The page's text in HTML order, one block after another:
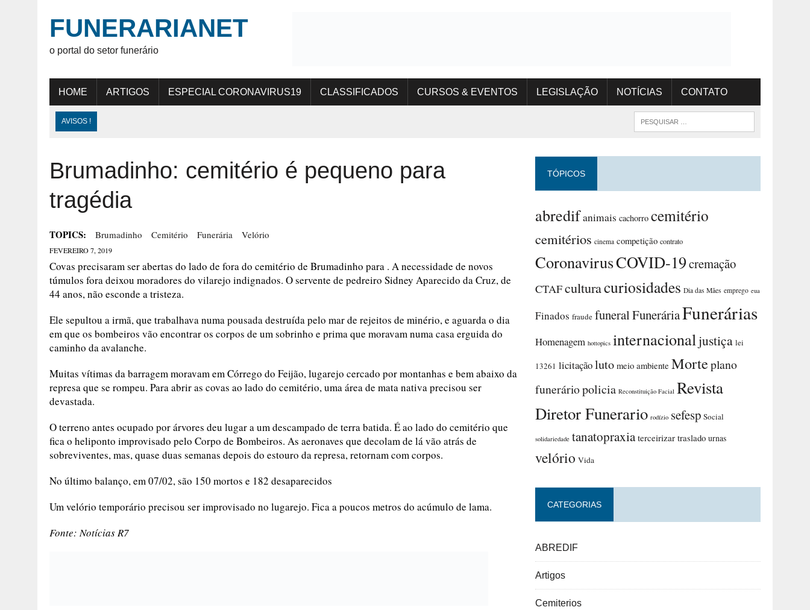
FUNERARIANET
o portal do setor funerário
HOME ARTIGOS ESPECIAL CORONAVIRUS19 CLASSIFICADOS CURSOS & EVENTOS LEGISLAÇÃO NOTÍCIAS CONTATO
AVISOS !
Brumadinho: cemitério é pequeno para
tragédia
TOPICS: Brumadinho Cemitério Funerária Velório
FEVEREIRO 7, 2019
Covas precisaram ser abertas do lado de fora do cemitério de Brumadinho para . A necessidade de novos
túmulos fora deixou moradores do vilarejo indignados. O servente de pedreiro Sidney Aparecido da Cruz, de
44 anos, não esconde a tristeza.
Ele sepultou a irmã, que trabalhava numa pousada destruída pelo mar de rejeitos de minério, e aguarda o dia
em que os bombeiros vão encontrar os corpos de um sobrinho e prima que moravam numa casa erguida do
caminho da avalanche.
Muitas vítimas da barragem moravam em Córrego do Feijão, lugarejo cercado por montanhas e bem abaixo da
represa que se rompeu. Para abrir as covas ao lado do cemitério, uma área de mata nativa precisou ser
devastada.
O terreno antes ocupado por árvores deu lugar a um descampado de terra batida. É ao lado do cemitério que
fica o heliponto improvisado pelo Corpo de Bombeiros. As aeronaves que decolam de lá vão atrás de
sobreviventes, mas, quase duas semanas depois do estouro da represa, retornam com corpos.
No último balanço, em 07/02, são 150 mortos e 182 desaparecidos
Um velório temporário precisou ser improvisado no lugarejo. Fica a poucos metros do acúmulo de lama.
Fonte: Notícias R7
TÓPICOS
abredifanimais cachorro cemitério
cemitérios cinema competição contrato
CoronavirusCOVID-19cremação
CTAFculturacuriosidades Dia das Mães emprego eua
Finados fraude funeralFuneráriaFunerárias
Homenagem hottopics internacionaljustiça lei
13261 licitaçãoluto meio ambiente Morteplano
funeráriopolicia Reconstituição Facial Revista
Diretor Funerario rodízio sefesp Social
solidariedade tanatopraxia terceirizar traslado urnas
velório Vida
CATEGORIAS
ABREDIF
Artigos
Cemiterios